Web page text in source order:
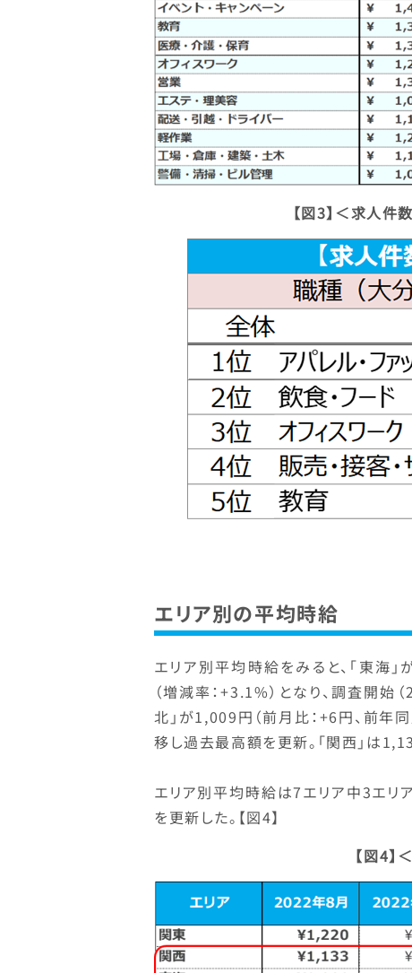
【図3】＜求人
エリア別の平均時給
エリア別平均時給をみると、「東海
（増減率：+3.1%）となり、調査開始
北」が1,009円（前月比：+6円、前年
移し過去最高額を更新。「関西」は
エリア別平均時給は7エリア中3エリ
を更新した。【図4】
【図4